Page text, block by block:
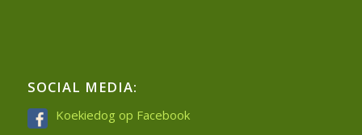
SOCIAL MEDIA:
Koekiedog op Facebook